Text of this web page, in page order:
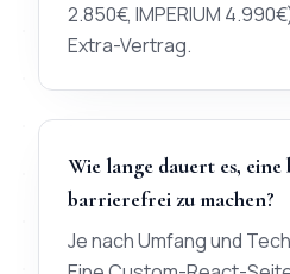
2.850€, IMPERIUM
Extra-Vertrag.
Wie lange dauert es, eine
barrierefrei zu machen?
Je nach Umfang und